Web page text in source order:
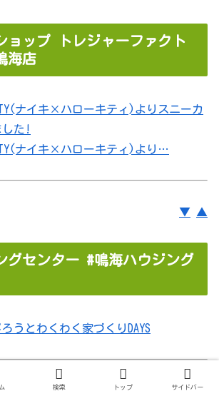
ョップ トレジャーファクト
海店
ナイキ×ハローキティ)よりスニーカ
した!
ナイキ×ハローキティ)より…
▼ ▲
グセンター #鳴海ハウジング
うとわくわく家づくりDAYS
▼ ▲
検索 トップ サイドバー